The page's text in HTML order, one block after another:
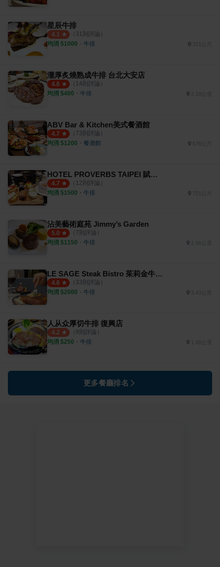
星辰牛排
4.1 （ 31則評論）
均消 $1000 ・ 牛排
瀧厚炙燒熟成牛排 台北大安店
4.6 （ 14則評論）
均消 $400 ・ 牛排
ABV Bar & Kitchen美式餐酒館
4.7 （ 73則評論）
均消 $1200 ・ 餐酒館 578公尺
HOTEL PROVERBS TAIPEI 賦樂旅居
4.7 （ 12則評論）
均消 $1500 ・ 牛排
沾美藝術庭苑 Jimmy’s Garden
5.0 （ 7則評論）
均消 $1150 ・ 牛排 2.56公里
LE SAGE Steak Bistro 茱莉金牛排餐酒館
4.6 （ 33則評論）
均消 $2000 ・ 牛排 3.43公里
人从众厚切牛排 復興店
4.2 （ 8則評論）
均消 $250 ・ 牛排 1.48公里
更多餐廳排名